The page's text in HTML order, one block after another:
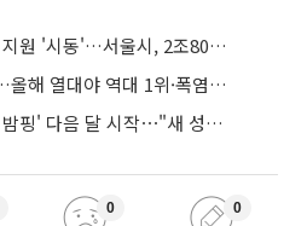
야간경제 활성화·청년 AI 지원 '시동'…서울시, 2조8061억 추경 편성
'40도 폭염' 뉴노멀 되나…올해 열대야 역대 1위·폭염일수 평년 3배 넘어
오세훈표 야간경제 '한강 밤핑' 다음 달 시작⋯"새 성장동력 만들 것"
0 0